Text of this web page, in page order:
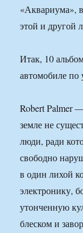
«Аквариума»,
этой и другой
Итак, 10
автомобиле по
Robert Palmer
земле не
люди, ради
свободно
в один лихой
электронику,
утонченную
блеском и